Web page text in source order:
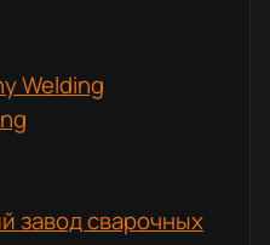
Welding
завод сварочных